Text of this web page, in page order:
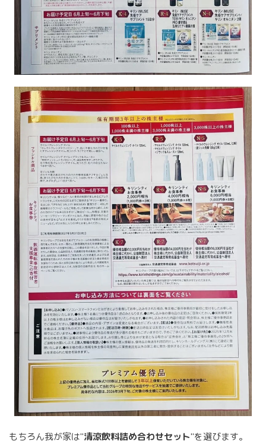
もちろん我が家は"清涼飲料詰め合わせセット"を選びます。